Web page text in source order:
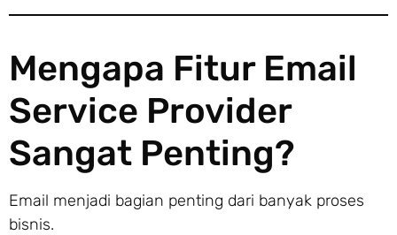
Mengapa Fitur Email
Service Provider
Sangat Penting?
Email menjadi bagian penting dari banyak proses
bisnis.